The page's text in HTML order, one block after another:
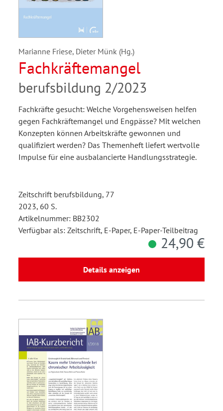
Marianne Friese, Dieter Münk (Hg.)
Fachkräftemangel
berufsbildung 2/2023
Fachkräfte gesucht: Welche Vorgehensweisen helfen
gegen Fachkräftemangel und Engpässe? Mit welchen
Konzepten können Arbeitskräfte gewonnen und
qualifiziert werden? Das Themenheft liefert wertvolle
Impulse für eine ausbalancierte Handlungsstrategie.
Zeitschrift berufsbildung, 77
2023, 60 S.
Artikelnummer: BB2302
Verfügbar als: Zeitschrift, E-Paper, E-Paper-Teilbeitrag
24,90 €
Details anzeigen